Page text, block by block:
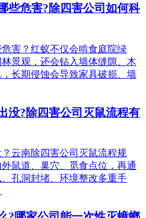
些危害?除四害公司如何科
害？红蚁不仅会啃食庭院绿
景观，还会钻入墙体缝隙、木
长期侵蚀会导致家具破损、墙
没?除四害公司灭鼠流程有
云南除四害公司灭鼠流程规
鼠道、巢穴、觅食点位，再通
孔洞封堵、环境整改多重手